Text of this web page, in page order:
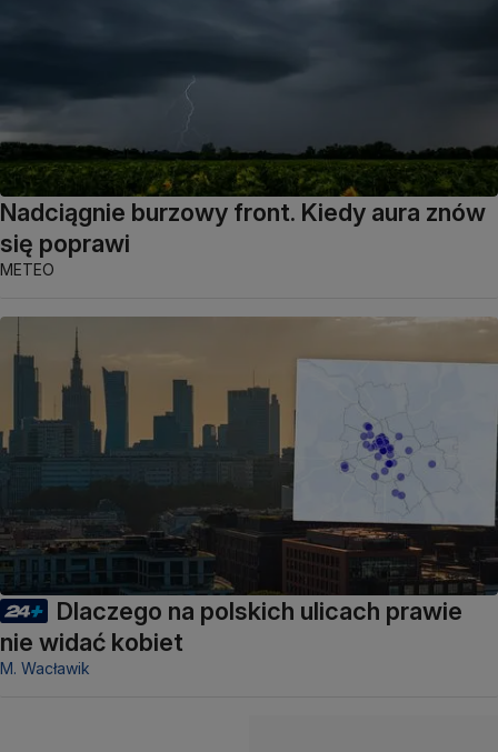
Nadciągnie burzowy front. Kiedy aura znów
się poprawi
METEO
Dlaczego na polskich ulicach prawie
nie widać kobiet
M. Wacławik